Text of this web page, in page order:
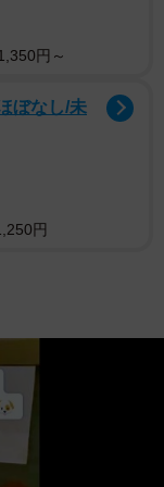
円～
ぼなし/未
円